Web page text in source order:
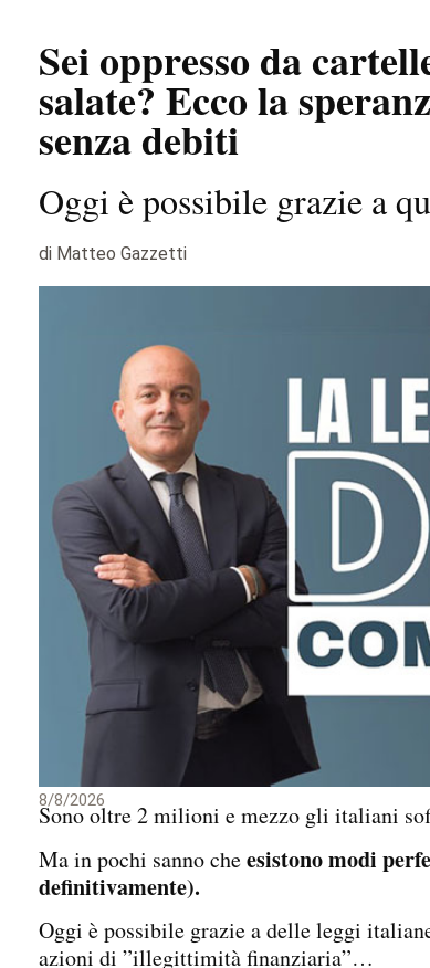
Sei oppresso da
salate? Ecco la
senza debiti
Oggi è possibile grazie a
di Matteo Gazzetti
8/8/2026
Sono oltre 2 milioni e mezzo gli italiani
Ma in pochi sanno cheesistono modi
definitivamente).
Oggi è possibile grazie a delle leggi
azioni di ”illegittimità finanziaria”…